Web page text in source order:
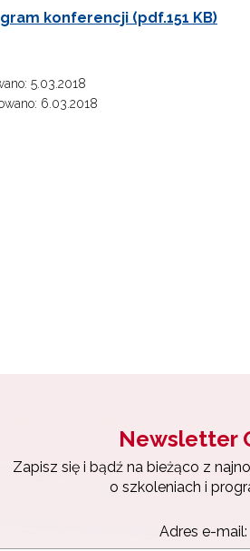
konferencji (pdf.151 KB)
5.03.2018
6.03.2018
Newsletter
Zapisz się i bądź na bieżąco z
o szkoleniach i
Adres e-mail: